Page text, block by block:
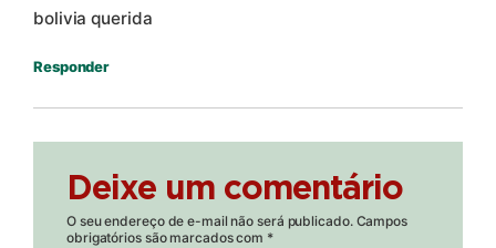
bolivia querida
Responder
Deixe um comentário
O seu endereço de e-mail não será publicado. Campos
obrigatórios são marcados com *